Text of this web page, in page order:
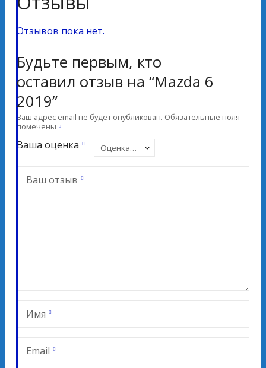
Отзывов пока нет.
Будьте первым, кто
оставил отзыв на “Mazda 6
2019”
Ваш адрес email не будет опубликован. Обязательные поля
помечены
Ваша оценка
Ваш отзыв
Имя
Email